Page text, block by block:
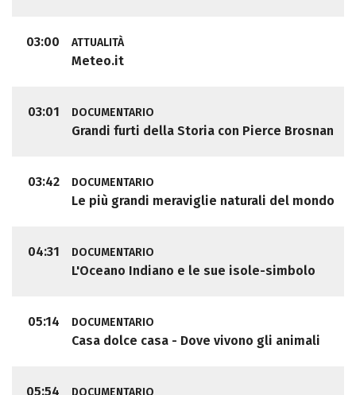
03:00 ATTUALITÀ
Meteo.it
03:01 DOCUMENTARIO
Grandi furti della Storia con Pierce Brosnan
03:42 DOCUMENTARIO
Le più grandi meraviglie naturali del mondo
04:31 DOCUMENTARIO
L'Oceano Indiano e le sue isole-simbolo
05:14 DOCUMENTARIO
Casa dolce casa - Dove vivono gli animali
05:54